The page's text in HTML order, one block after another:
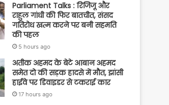
Parliament Talks : रिजिजू और
राहुल गांधी की फिर बातचीत, संसद
गतिरोध खत्म करने पर बनी सहमति
की पहल
5 hours ago
अतीक अहमद के बेटे आबान अहमद
समेत दो की सड़क हादसे में मौत, झांसी
हाईवे पर डिवाइडर से टकराई कार
17 hours ago